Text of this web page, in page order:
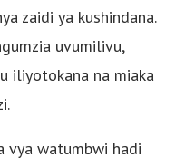
zaidi ya kushindana.
uvumilivu,
iliyotokana na miaka
vya watumbwi hadi